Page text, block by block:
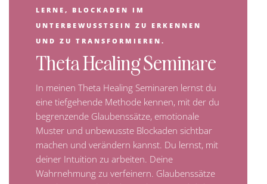
LERNE, BLOCKADEN IM
UNTERBEWUSSTSEIN ZU ERKENNEN
UND ZU TRANSFORMIEREN.
Theta Healing Seminare
In meinen Theta Healing Seminaren lernst du
eine tiefgehende Methode kennen, mit der du
begrenzende Glaubenssätze, emotionale
Muster und unbewusste Blockaden sichtbar
machen und verändern kannst. Du lernst, mit
deiner Intuition zu arbeiten. Deine
Wahrnehmung zu verfeinern. Glaubenssätze